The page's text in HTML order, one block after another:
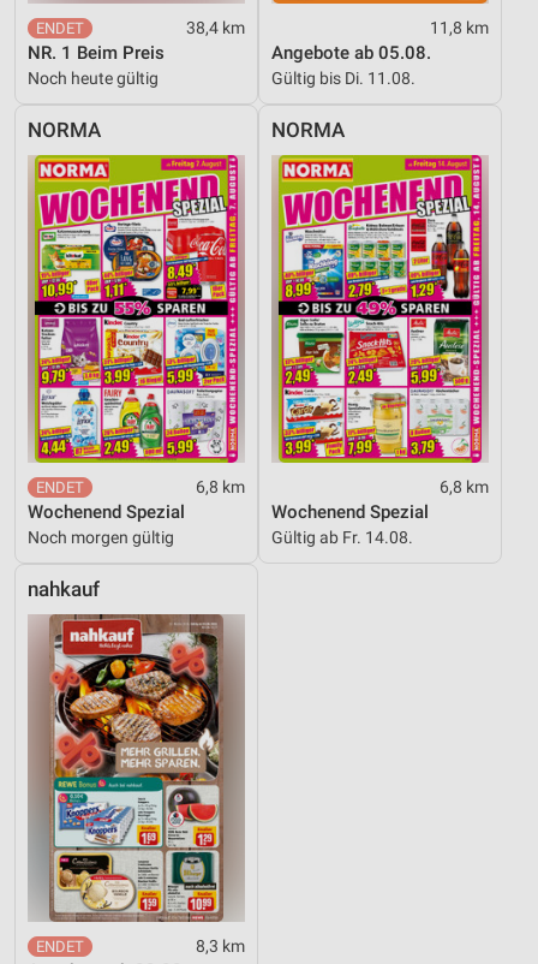
38,4 km
NR. 1 Beim Preis
Noch heute gültig
11,8 km
Angebote ab 05.08.
Gültig bis Di. 11.08.
NORMA
6,8 km
Wochenend Spezial
Noch morgen gültig
NORMA
6,8 km
Wochenend Spezial
Gültig ab Fr. 14.08.
nahkauf
8,3 km